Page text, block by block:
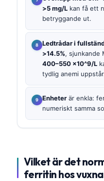
>5 mg/L kan få ett
betryggande ut.
Ledtrådar i
>14.5%, sjunkande
400–550 ×10^9/L
tydlig anemi
Enheter är enkla:
numeriskt samma
Vilket är det
ferritin hos